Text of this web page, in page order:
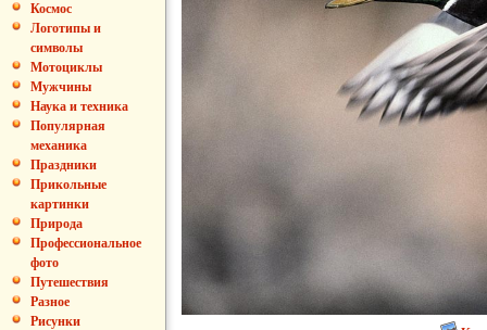
Космос
Логотипы и
символы
Мотоциклы
Мужчины
Наука и техника
Популярная
механика
Праздники
Прикольные
картинки
Природа
Профессиональное
фото
Путешествия
Разное
Рисунки